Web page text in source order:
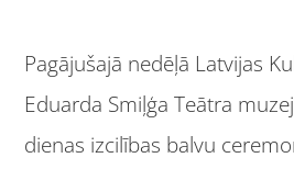
Pagājušajā nedēļā Latvijas
Eduarda Smiļģa Teātra
dienas izcilības balvu